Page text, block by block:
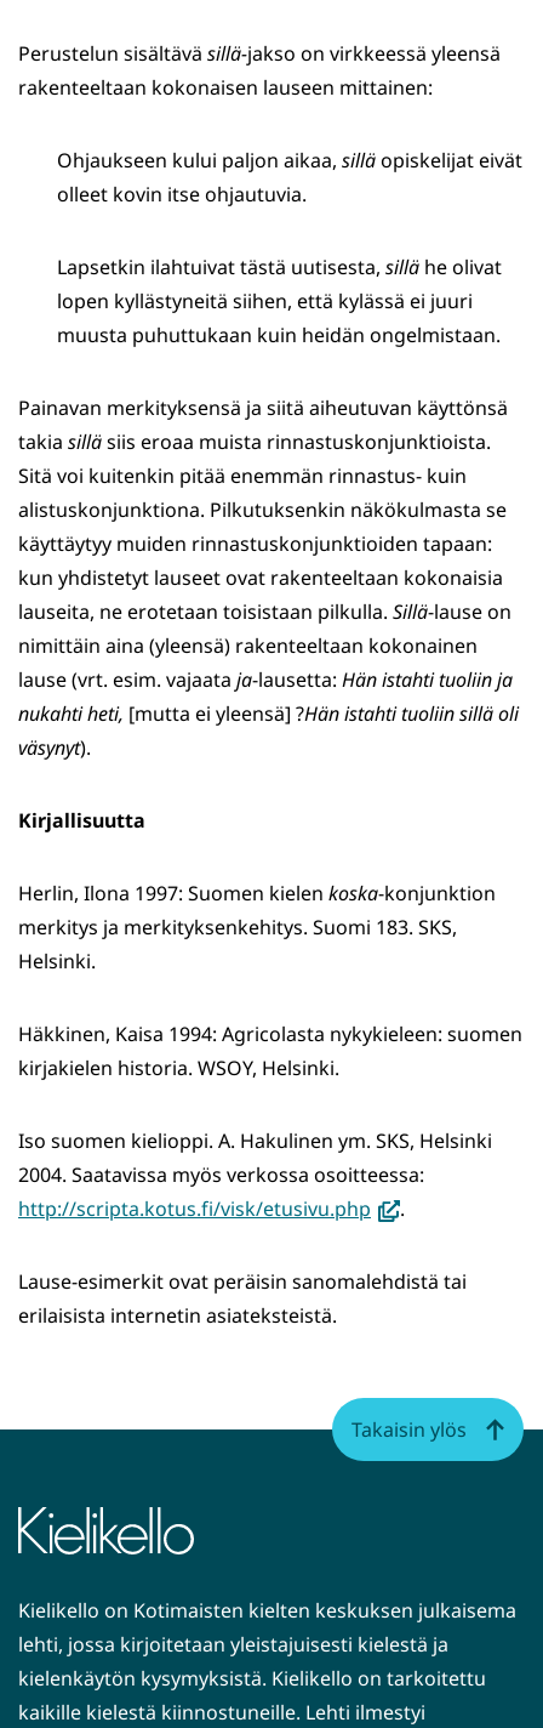
Perustelun sisältävä sillä-jakso on virkkeessä yleensä
rakenteeltaan kokonaisen lauseen mittainen:
Ohjaukseen kului paljon aikaa, silläopiskelijat eivät
olleet kovin itse ohjautuvia.
Lapsetkin ilahtuivat tästä uutisesta, sillä he olivat
lopen kyllästyneitä siihen, että kylässä ei juuri
muusta puhuttukaan kuin heidän ongelmistaan.
Painavan merkityksensä ja siitä aiheutuvan käyttönsä
takia silläsiis eroaa muista rinnastuskonjunktioista.
Sitä voi kuitenkin pitää enemmän rinnastus- kuin
alistuskonjunktiona. Pilkutuksenkin näkökulmasta se
käyttäytyy muiden rinnastuskonjunktioiden tapaan:
kun yhdistetyt lauseet ovat rakenteeltaan kokonaisia
lauseita, ne erotetaan toisistaan pilkulla. Sillä-lause on
nimittäin aina (yleensä) rakenteeltaan kokonainen
lause (vrt. esim. vajaata ja-lausetta: Hän istahti tuoliin ja
nukahti heti, [mutta ei yleensä] ?Hän istahti tuoliin sillä oli
väsynyt).
Kirjallisuutta
Herlin, Ilona 1997: Suomen kielen koska-konjunktion
merkitys ja merkityksenkehitys. Suomi 183. SKS,
Helsinki.
Häkkinen, Kaisa 1994: Agricolasta nykykieleen: suomen
kirjakielen historia. WSOY, Helsinki.
Iso suomen kielioppi. A. Hakulinen ym. SKS, Helsinki
2004. Saatavissa myös verkossa osoitteessa:
http://scripta.kotus.fi/visk/etusivu.php (avautuu
ikkunaan,
.
Lause-esimerkit ovat peräisin sanomalehdistä tai
erilaisista internetin asiateksteistä.
Kielikello on Kotimaisten kielten keskuksen julkaisema
lehti, jossa kirjoitetaan yleistajuisesti kielestä ja
kielenkäytön kysymyksistä. Kielikello on tarkoitettu
kaikille kielestä kiinnostuneille. Lehti ilmestyi
Takaisin ylös